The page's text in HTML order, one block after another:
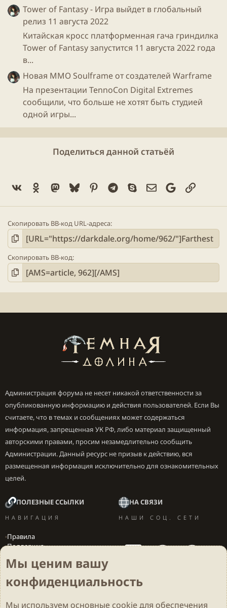
Tower of Fantasy - Игра выйдет в глобальный
релиз 11 августа 2022
Китайская кросс платформенная гача гриндилка
Tower of Fantasy запустится 11 августа 2022 года
в...
Новая ММО Soulframe от создателей Warframe
На презентации TennoCon Digital Extremes
сообщили, что больше не хотят быть студией
одной игры...
Поделиться данной статьёй
Vk Ok Mastodon
BlueskyPinterestTelegram
SkypeЭлектронная
GoogleСсылка
Скопировать BB-код URL-адреса
Скопировать BB-код
Администрация форума не несет никакой ответственности за
опубликованную информацию и действия пользователей. Если Вы
считаете, что в темах и сообщениях может содержаться
информация, запрещенная УК РФ, либо материал защищенный
авторскими правами, просим незамедлительно сообщить
Администрации. Данный ресурс не призыв к действию, вся
размещенная информация исключительно для ознакомительных
целей.
ПОЛЕЗНЫЕ ССЫЛКИ
НАВИГАЦИЯ
Правила
Поддержка
Локализация игр
НА СВЯЗИ
НАШИ СОЦ. СЕТИ
Мы ценим вашу
конфиденциальность
Мы используем основные cookieдля обеспечения